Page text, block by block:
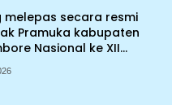
melepas secara resmi
Pramuka kabupaten
Nasional ke XII
Cibubur